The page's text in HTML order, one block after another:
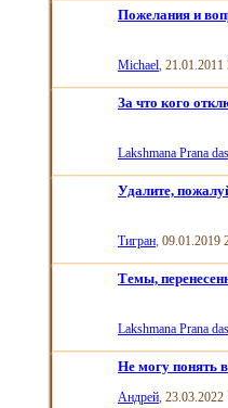
Пожелания и
Michael , 21.01.2011
За что кого
Lakshmana Prana das
Удалите,
Тигран , 09.01.2019
Темы,
Lakshmana Prana das
Не могу понять
Aндрей ,